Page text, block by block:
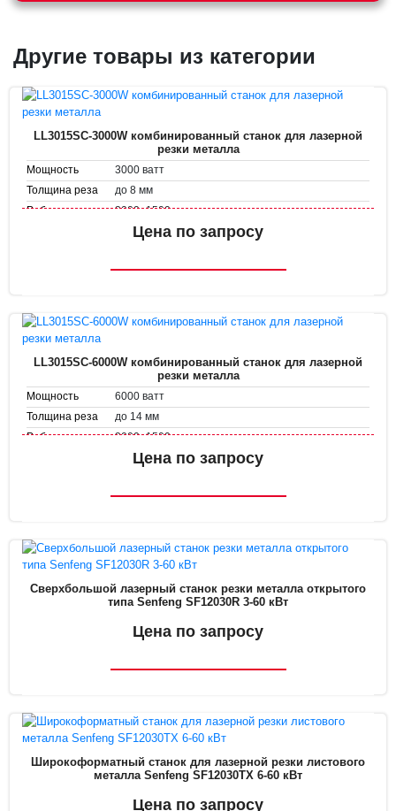
Другие товары из категории
LL3015SC-3000W комбинированный станок для лазерной
резки металла
Мощность
3000 ватт
Толщина реза
до 8 мм
Рабочее поле
3000×1500 мм
1.5 GЦена по запросу
LL3015SC-6000W комбинированный станок для лазерной
резки металла
Мощность
6000 ватт
Толщина реза
до 14 мм
Рабочее поле
3000×1500 мм
1.5 GЦена по запросу
Сверхбольшой лазерный станок резки металла открытого
типа Senfeng SF12030R 3-60 кВт
Цена по запросу
Широкоформатный станок для лазерной резки листового
металла Senfeng SF12030TX 6-60 кВт
Цена по запросу